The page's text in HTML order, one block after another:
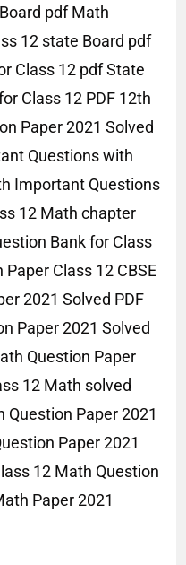
pdf Math
12 state Board pdf
Class 12 pdf State
Class 12 PDF 12th
Paper 2021 Solved
Questions with
Important Questions
12 Math chapter
Bank for Class
Class 12 CBSE
2021 Solved PDF
Paper 2021 Solved
Question Paper
12 Math solved
Question Paper 2021
Paper 2021
12 Math Question
Paper 2021